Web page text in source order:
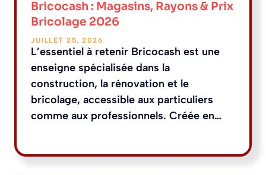
Bricocash : Magasins, Rayons & Prix
Bricolage 2026
JUILLET 25, 2026
L’essentiel à retenir Bricocash est une
enseigne spécialisée dans la
construction, la rénovation et le
bricolage, accessible aux particuliers
comme aux professionnels. Créée en…